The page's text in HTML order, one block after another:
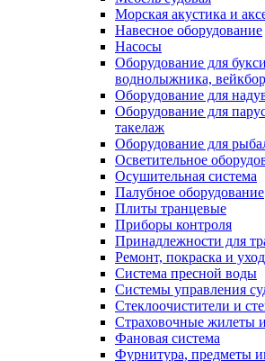
Морская акустика и
Навесное оборудование
Насосы
Оборудование для
воднолыжника,
Оборудование для
Оборудование для
такелаж
Оборудование для
Осветительное
Осушительная система
Палубное оборудование
Плиты транцевые
Приборы контроля
Принадлежности для
Ремонт, покраска и
Система пресной воды
Системы управления
Стеклоочистители и
Страховочные жилеты
Фановая система
Фурнитура, предметы